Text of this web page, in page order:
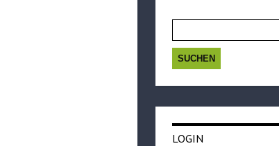
nach:
LOGIN